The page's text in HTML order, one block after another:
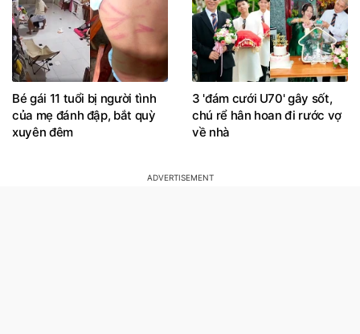
Bé gái 11 tuổi bị người tình
của mẹ đánh đập, bắt quỳ
xuyên đêm
3 'đám cưới U70' gây sốt,
chú rể hân hoan đi rước vợ
về nhà